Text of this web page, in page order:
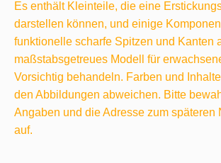
Es enthält Kleinteile, die eine
darstellen können, und einige
funktionelle scharfe Spitzen und Kanten
maßstabsgetreues Modell für
Vorsichtig behandeln. Farben und
den Abbildungen abweichen. Bitte
Angaben und die Adresse zum späteren
auf.